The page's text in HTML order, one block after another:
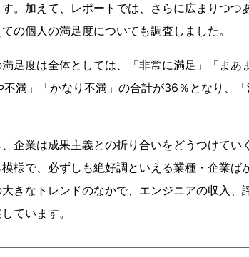
。加えて、レポートでは、さらに広まりつつ
の個人の満足度についても調査しました。
足度は全体としては、「非常に満足」「まあ
不満」「かなり不満」の合計が36％となり、
企業は成果主義との折り合いをどうつけてい
様で、必ずしも絶好調といえる業種・企業ば
きなトレンドのなかで、エンジニアの収入、
ています。